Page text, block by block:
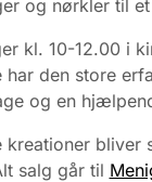
og nørkler til
kl. 10-12.00 i
den store
og en
bliver
salg går til